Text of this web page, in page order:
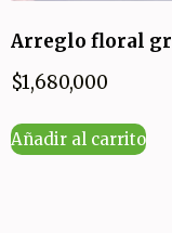
Arreglo floral
$1,680,000
Añadir al carrito